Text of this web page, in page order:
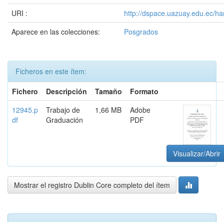
URI :
http://dspace.uazuay.edu.ec/
Aparece en las colecciones:
Posgrados
Ficheros en este ítem:
Fichero
Descripción Tamaño
Formato
12945.p
df
Trabajo de
Graduación
1,66 MB
Adobe
PDF
Visualizar/Abrir
Mostrar el registro Dublin Core completo del ítem